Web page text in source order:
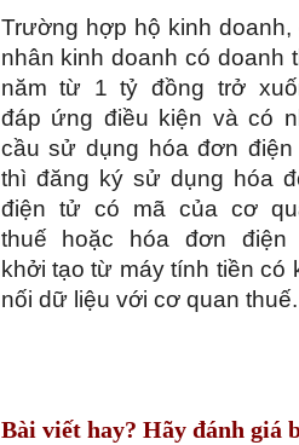
Trường hợp hộ kinh doanh,
nhân kinh doanh có doanh
năm từ 1 tỷ đồng trở
đáp ứng điều kiện và có
cầu sử dụng hóa đơn
thì đăng ký sử dụng hóa
điện tử có mã của cơ
thuế hoặc hóa đơn điện
khởi tạo từ máy tính tiền có
nối dữ liệu với cơ quan thuế.
Bài viết hay? Hãy đánh giá